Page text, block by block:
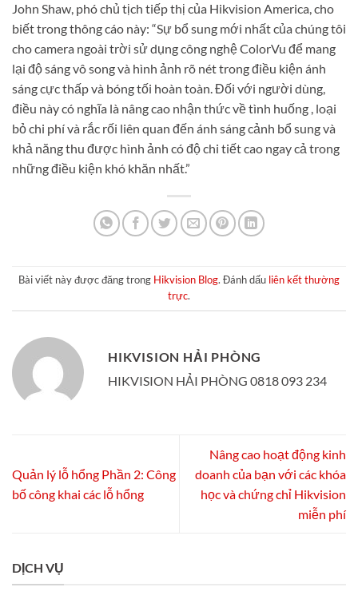
John Shaw, phó chủ tịch tiếp thị của Hikvision America, cho
biết trong thông cáo này: “Sự bổ sung mới nhất của chúng tôi
cho camera ngoài trời sử dụng công nghệ ColorVu để mang
lại độ sáng vô song và hình ảnh rõ nét trong điều kiện ánh
sáng cực thấp và bóng tối hoàn toàn. Đối với người dùng,
điều này có nghĩa là nâng cao nhận thức về tình huống , loại
bỏ chi phí và rắc rối liên quan đến ánh sáng cảnh bổ sung và
khả năng thu được hình ảnh có độ chi tiết cao ngay cả trong
những điều kiện khó khăn nhất.”
Bài viết này được đăng trong Hikvision Blog. Đánh dấu liên kết thường
trực.
HIKVISION HẢI PHÒNG
HIKVISION HẢI PHÒNG 0818 093 234
Quản lý lỗ hổng Phần 2: Công
bố công khai các lỗ hổng
Nâng cao hoạt động kinh
doanh của bạn với các khóa
học và chứng chỉ Hikvision
miễn phí
DỊCH VỤ